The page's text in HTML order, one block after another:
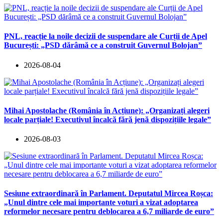
PNL, reacție la noile decizii de suspendare ale Curții de Apel
București: „PSD dărâmă ce a construit Guvernul Bolojan”
2026-08-04
Mihai Apostolache (România în Acțiune): „Organizați alegeri
locale parțiale! Executivul încalcă fără jenă dispozițiile legale”
2026-08-03
Sesiune extraordinară în Parlament. Deputatul Mircea Roșca:
„Unul dintre cele mai importante voturi a vizat adoptarea
reformelor necesare pentru deblocarea a 6,7 miliarde de euro”